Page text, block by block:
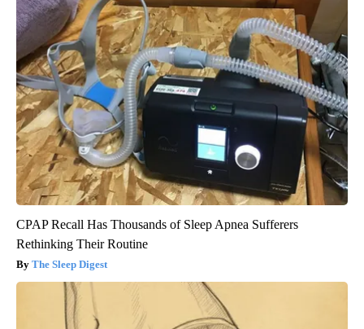
CPAP Recall Has Thousands of Sleep Apnea Sufferers
Rethinking Their Routine
The Sleep Digest